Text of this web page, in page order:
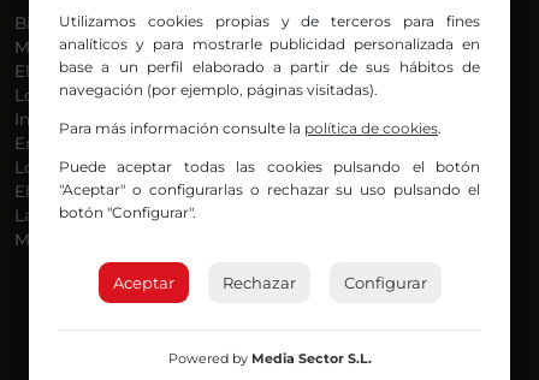
Bilbosport
Más Música
El Madrugador
Lo Más Nuevo
Informativos
En Ruta
Locos por la Música
El Supermadrugador
La Mañana de Radio Nervión
Más Madrugada
Agurtzane
Belén Ollero
Dani
Eduardo
Eva Argote
Endika
Iker
Iñigo
Joseba
Mar y Cielo
Miguel Ángel
Utilizamos cookies propias y de terceros para fines
analíticos y para mostrarle publicidad personalizada en
base a un perfil elaborado a partir de sus hábitos de
navegación (por ejemplo, páginas visitadas).
Para más información consulte la política de cookies.
Puede aceptar todas las cookies pulsando el botón
"Aceptar" o configurarlas o rechazar su uso pulsando el
botón "Configurar".
Aceptar Rechazar Configurar
Powered by Media Sector S.L.